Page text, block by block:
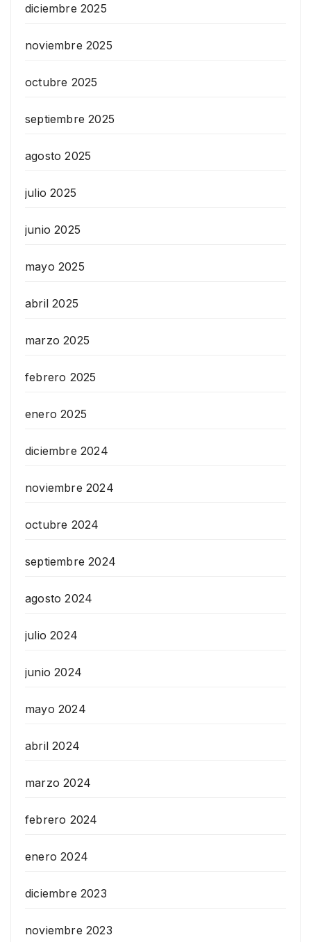
diciembre 2025
noviembre 2025
octubre 2025
septiembre 2025
agosto 2025
julio 2025
junio 2025
mayo 2025
abril 2025
marzo 2025
febrero 2025
enero 2025
diciembre 2024
noviembre 2024
octubre 2024
septiembre 2024
agosto 2024
julio 2024
junio 2024
mayo 2024
abril 2024
marzo 2024
febrero 2024
enero 2024
diciembre 2023
noviembre 2023